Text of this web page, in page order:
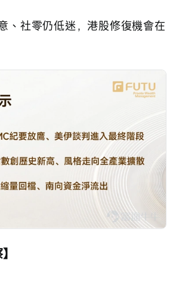
、社零仍低迷，港股修復機會在